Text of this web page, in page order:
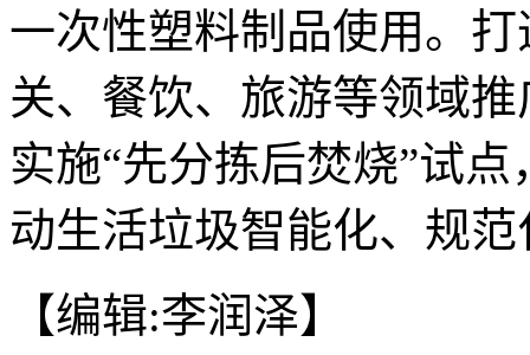
一次性塑料制品使用。
关、餐饮、旅游等领域
实施“先分拣后焚烧”试
动生活垃圾智能化、规
【编辑:李润泽】